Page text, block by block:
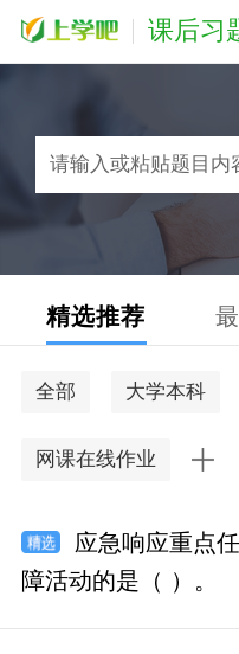
课后习
精选推荐
全部 大学本科
网课在线作业
应急响应重点
障活动的是（ ）。